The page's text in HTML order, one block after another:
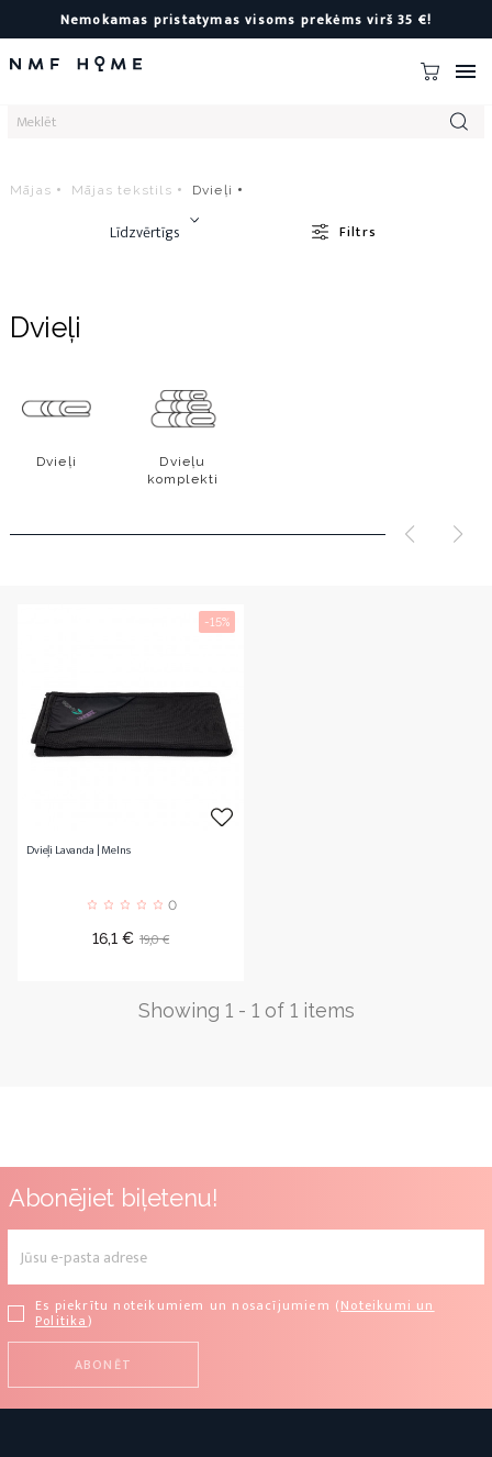
Nemokamas pristatymas visoms prekėms virš 35 €!

Mājas Mājas tekstils Dvieļi
Līdzvērtīgs Filtrs
Dvieļi
Dvieļi
Dvieļu
komplekti
Dvieļi Lavanda | Melns
0
Cena
16,1 € Standarta
19,0 €
-15%
Showing 1 - 1 of 1 items
Abonējiet biļetenu!
Es piekrītu noteikumiem un nosacījumiem (Noteikumi un
Politika)